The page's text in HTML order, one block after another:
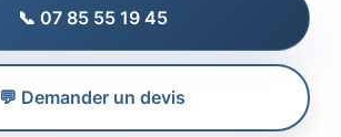
📞 07 85 55 19 45
💬 Demander un devis